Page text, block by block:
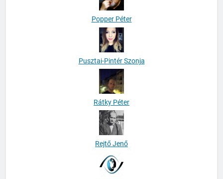
Popper Péter
Pusztai-Pintér Szonja
Rátky Péter
Rejtő Jenő